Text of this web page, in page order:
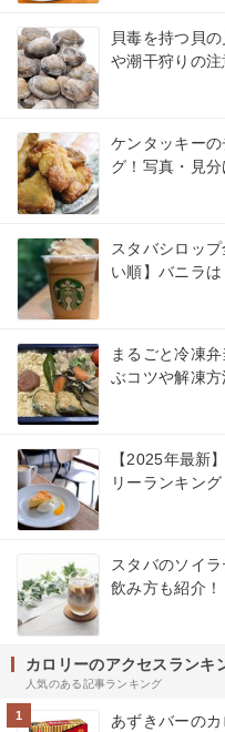
貝毒を持つ貝
や潮干狩りの注
ケンタッキー
グ！写真・見分
スタバシロッ
い順】バニラは
まるごと冷凍
ぶコツや解凍方
【2025年最新
リーランキン
スタバのソイ
飲み方も紹介！
カロリーのアクセスランキ
人気のある記事ランキング
1
あずきバーの